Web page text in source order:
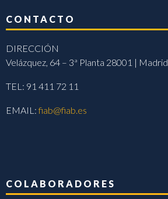
CONTACTO
DIRECCIÓN
Velázquez, 64 – 3ª Planta 28001 | Madrid
TEL: 91 411 72 11
EMAIL:fiab@fiab.es
COLABORADORES